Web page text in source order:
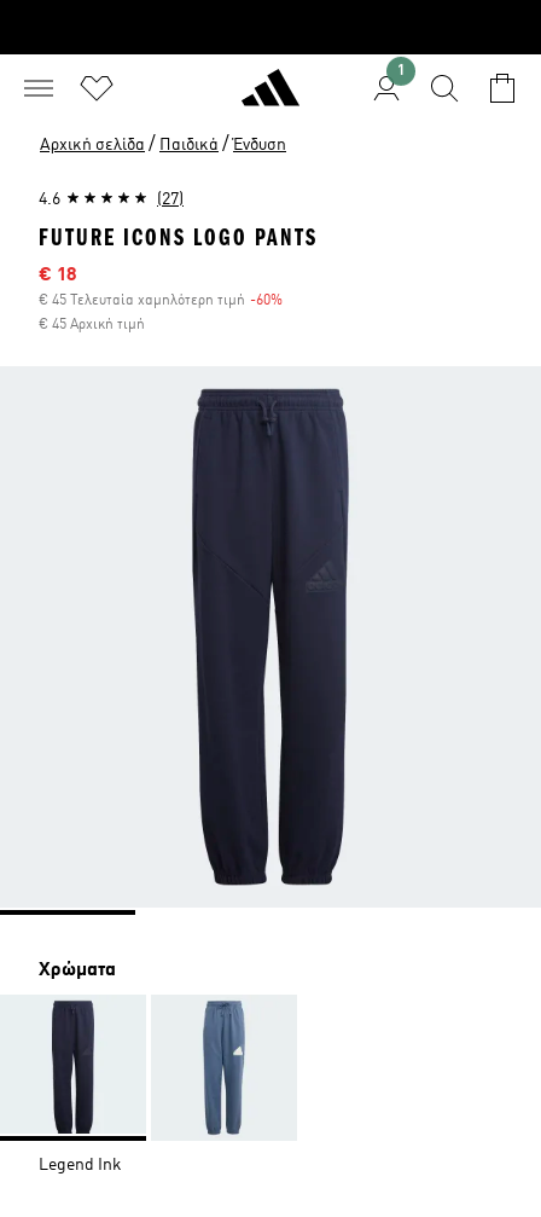
1
Αρχική σελίδα / Παιδικά / Ένδυση
4.6 (27)
FUTURE ICONS LOGO PANTS
Τιμή έκπτωσης
€ 18
€ 45 Τελευταία χαμηλότερη τιμή -60%
€ 45 Αρχική τιμή
Χρώματα
Legend Ink